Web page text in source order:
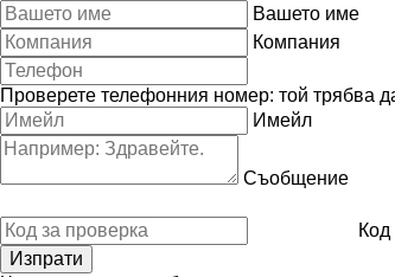
Вашето име
Компания
Проверете телефонния номер: той трябва
Имейл
Съобщение
Код